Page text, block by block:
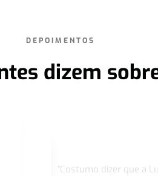
DEPOIMENTOS
dizem
"Costumo dizer que a